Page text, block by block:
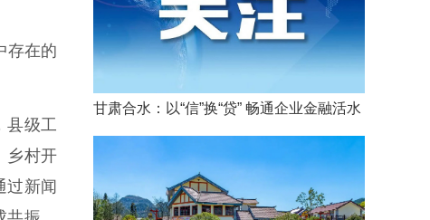
存在的
县级工
乡村开
过新闻
甘肃合水：以“信”换“贷” 畅通企业金融活水